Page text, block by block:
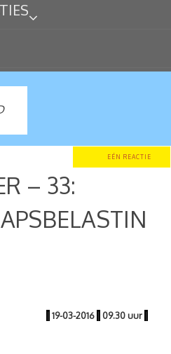
EÉN REACTIE
– 33:
| 19-03-2016 | 09.30 uur |